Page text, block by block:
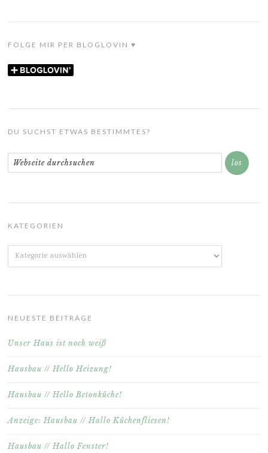
FOLGE MIR PER BLOGLOVIN ♥
DU SUCHST ETWAS BESTIMMTES?
KATEGORIEN
Kategorien
NEUESTE BEITRÄGE
Unser Haus ist noch weiß
Hausbau // Hello Heizung!
Hausbau // Hello Betonküche!
Anzeige: Hausbau // Hallo Küchenfliesen!
Hausbau // Hallo Fenster!